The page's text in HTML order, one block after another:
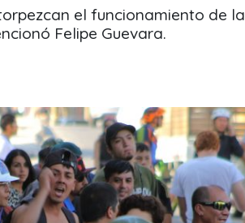
el funcionamiento de la
Felipe Guevara.